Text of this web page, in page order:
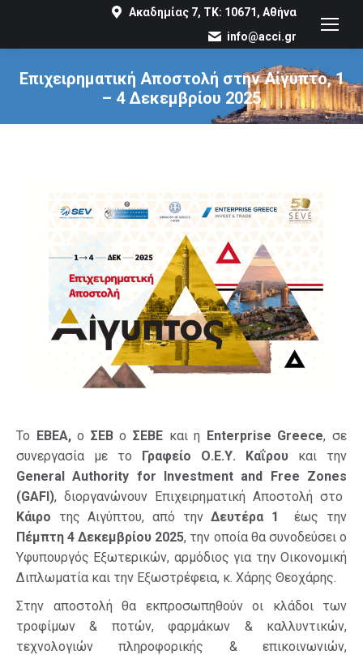
Ακαδημίας 7, ΤΚ: 10671, Αθήνα
info@acci.gr
Επιχειρηματική Αποστολή στην Αίγυπτο, 1
– 4 Δεκεμβρίου 2025
You are here:
Το ΕΒΕΑ,ο ΣΕΒο ΣΕΒΕ και η Enterprise Greece, σε
συνεργασία με το Γραφείο Ο.Ε.Υ. Καΐρου και την
General Authority for Investment and Free Zones
(GAFI), διοργανώνουν Επιχειρηματική Αποστολή στο
Κάιρο της Αιγύπτου, από τηνΔευτέρα 1έως την
Πέμπτη 4 Δεκεμβρίου 2025, την οποία θα συνοδεύσει ο
Υφυπουργός Εξωτερικών, αρμόδιος για την Οικονομική
Διπλωματία και την Εξωστρέφεια, κ. Χάρης Θεοχάρης.
Στην αποστολή θα εκπροσωπηθούν οι κλάδοι των
τροφίμων & ποτών, φαρμάκων & καλλυντικών,
τεχνολογιών πληροφορικής & επικοινωνιών,